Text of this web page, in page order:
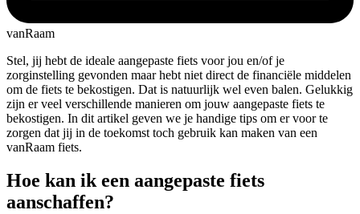
vanRaam
Stel, jij hebt de ideale aangepaste fiets voor jou en/of je
zorginstelling gevonden maar hebt niet direct de financiële middelen
om de fiets te bekostigen. Dat is natuurlijk wel even balen. Gelukkig
zijn er veel verschillende manieren om jouw aangepaste fiets te
bekostigen. In dit artikel geven we je handige tips om er voor te
zorgen dat jij in de toekomst toch gebruik kan maken van een
vanRaam fiets.
Hoe kan ik een aangepaste fiets
aanschaffen?